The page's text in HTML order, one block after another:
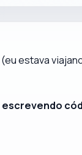
(eu estava
escrevendo